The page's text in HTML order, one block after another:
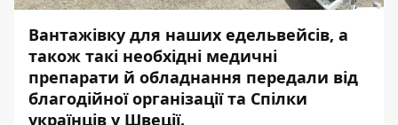
Вантажівку для наших едельвейсів, а
також такі необхідні медичні
препарати й обладнання передали від
благодійної організації та Спілки
українців у Швеції.